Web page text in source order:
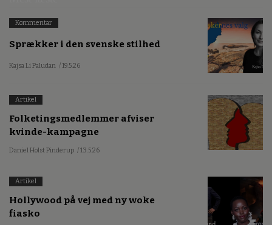
Kommentar
Sprækker i den svenske stilhed
Kajsa Li Paludan / 19.5.26
Artikel
Folketingsmedlemmer afviser
kvinde-kampagne
Daniel Holst Pinderup / 13.5.26
Artikel
Hollywood på vej med ny woke
fiasko